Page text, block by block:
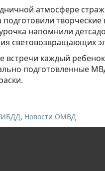
атмосфере
подготовили
напомнили
световозвращающих
встречи каждый
подготовленные
, Новости ОМВД